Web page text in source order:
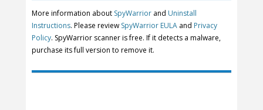
More information about SpyWarrior and Uninstall
Instructions. Please review SpyWarrior EULA and Privacy
Policy. SpyWarrior scanner is free. If it detects a malware,
purchase its full version to remove it.